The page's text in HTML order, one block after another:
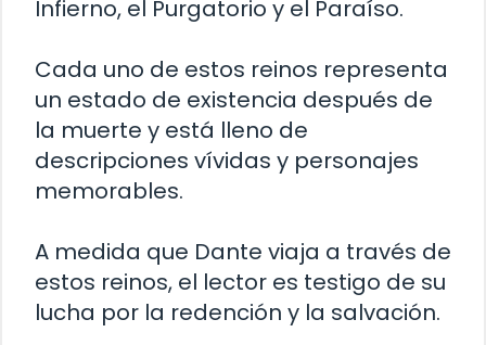
Infierno, el Purgatorio y el Paraíso.
Cada uno de estos reinos representa
un estado de existencia después de
la muerte y está lleno de
descripciones vívidas y personajes
memorables.
A medida que Dante viaja a través de
estos reinos, el lector es testigo de su
lucha por la redención y la salvación.